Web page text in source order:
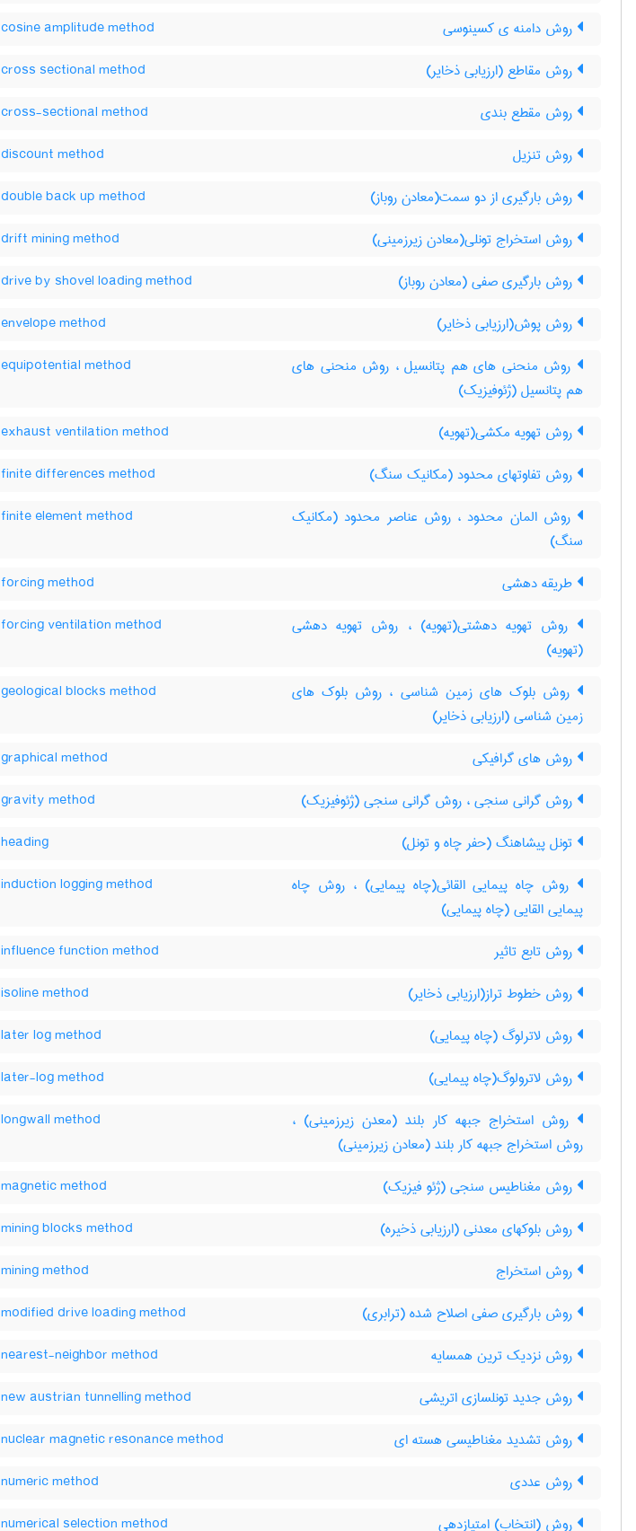
روش دامنه ی کسینوسی cosine amplitude method
روش مقاطع (ارزیابی ذخایر) cross sectional method
روش مقطع بندی cross-sectional method
روش تنزیل discount method
روش بارگیری از دو سمت(معادن روباز) double back up method
روش استخراج تونلی(معادن زیرزمینی) drift mining method
روش بارگیری صفی (معادن روباز) drive by shovel loading method
روش پوش(ارزیابی ذخایر) envelope method
روش منحنی های هم پتانسیل ، روش منحنی های
هم پتانسیل (ژئوفیزیک)
equipotential method
روش تهویه مکشی(تهویه) exhaust ventilation method
روش تفاوتهای محدود (مکانیک سنگ) finite differences method
روش المان محدود ، روش عناصر محدود (مکانیک
سنگ)
finite element method
طریقه دهشی forcing method
روش تهویه دهشتی(تهویه) ، روش تهویه دهشی
(تهویه)
forcing ventilation method
روش بلوک های زمین شناسی ، روش بلوک های
زمین شناسی (ارزیابی ذخایر)
geological blocks method
روش های گرافیکی graphical method
روش گرانی سنجی ، روش گرانی سنجی (ژئوفیزیک) gravity method
تونل پیشاهنگ (حفر چاه و تونل) heading
روش چاه پیمایی القائی(چاه پیمایی) ، روش چاه
پیمایی القایی (چاه پیمایی)
induction logging method
روش تابع تاثیر influence function method
روش خطوط تراز(ارزیابی ذخایر) isoline method
روش لاترلوگ (چاه پیمایی) later log method
روش لاترولوگ(چاه پیمایی) later-log method
روش استخراج جبهه کار بلند (معدن زیرزمینی) ،
روش استخراج جبهه کار بلند (معادن زیرزمینی)
longwall method
روش مغناطیس سنجی (ژئو فیزیک) magnetic method
روش بلوکهای معدنی (ارزیابی ذخیره) mining blocks method
روش استخراج mining method
روش بارگیری صفی اصلاح شده (ترابری) modified drive loading method
روش نزدیک ترین همسایه nearest-neighbor method
روش جدید تونلسازی اتریشی new austrian tunnelling method
روش تشدید مغناطیسی هسته ای nuclear magnetic resonance method
روش عددی numeric method
روش (انتخاب) امتیازدهی numerical selection method